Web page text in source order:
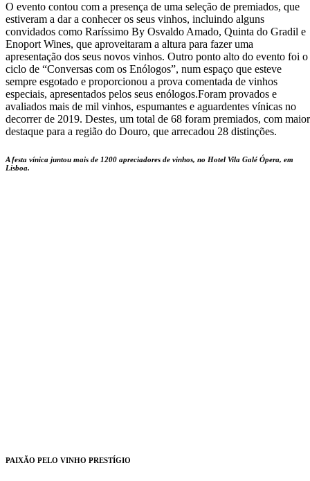
O evento contou com a presença de uma seleção de premiados, que
estiveram a dar a conhecer os seus vinhos, incluindo alguns
convidados como Raríssimo By Osvaldo Amado, Quinta do Gradil e
Enoport Wines, que aproveitaram a altura para fazer uma
apresentação dos seus novos vinhos. Outro ponto alto do evento foi o
ciclo de “Conversas com os Enólogos”, num espaço que esteve
sempre esgotado e proporcionou a prova comentada de vinhos
especiais, apresentados pelos seus enólogos.Foram provados e
avaliados mais de mil vinhos, espumantes e aguardentes vínicas no
decorrer de 2019. Destes, um total de 68 foram premiados, com maior
destaque para a região do Douro, que arrecadou 28 distinções.
A festa vínica juntou mais de 1200 apreciadores de vinhos, no Hotel Vila Galé Ópera, em
Lisboa.
PAIXÃO PELO VINHO PRESTÍGIO